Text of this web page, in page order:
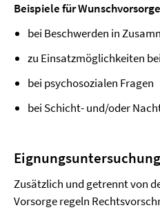
Beispiele für Wunschvorsorge
bei Beschwerden in
zu Einsatzmöglichkeiten
bei psychosozialen Fragen
bei Schicht- und/oder
Zusätzlich und getrennt von
Vorsorge regeln